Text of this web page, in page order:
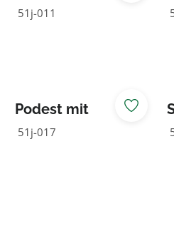
51j-011
Podest mit
Wichtelhaus
51j-017